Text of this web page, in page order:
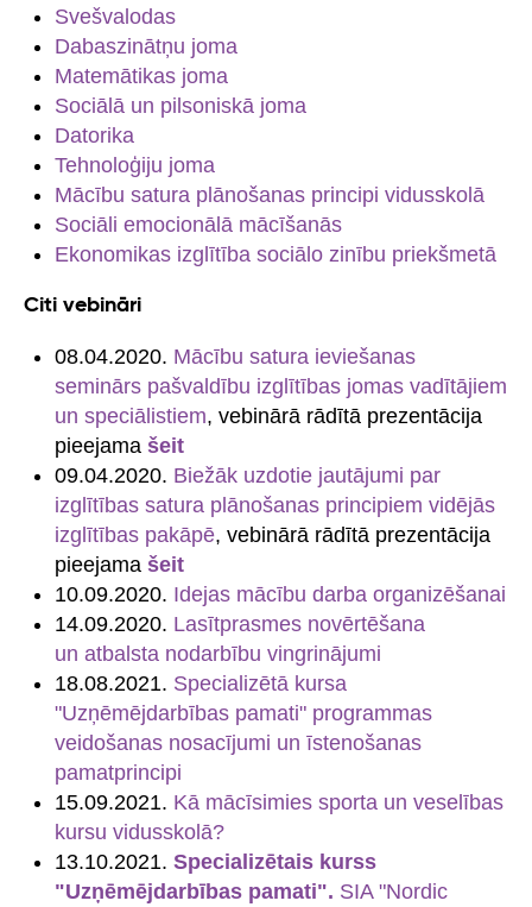
Svešvalodas
Dabaszinātņu joma
Matemātikas joma
Sociālā un pilsoniskā joma
Datorika
Tehnoloģiju joma
Mācību satura plānošanas principi vidusskolā
Sociāli emocionālā mācīšanās
Ekonomikas izglītība sociālo zinību priekšmetā
Citi vebināri
08.04.2020. Mācību satura ieviešanas
seminārs pašvaldību izglītības jomas vadītājiem
un speciālistiem, vebinārā rādītā prezentācija
pieejama šeit
09.04.2020. Biežāk uzdotie jautājumi par
izglītības satura plānošanas principiem vidējās
izglītības pakāpē, vebinārā rādītā prezentācija
pieejama šeit
10.09.2020. Idejas mācību darba organizēšanai
14.09.2020. Lasītprasmes novērtēšana
un atbalsta nodarbību vingrinājumi
18.08.2021. Specializētā kursa
"Uzņēmējdarbības pamati" programmas
veidošanas nosacījumi un īstenošanas
pamatprincipi
15.09.2021. Kā mācīsimies sporta un veselības
kursu vidusskolā?
13.10.2021. Specializētais kurss
"Uzņēmējdarbības pamati". SIA "Nordic